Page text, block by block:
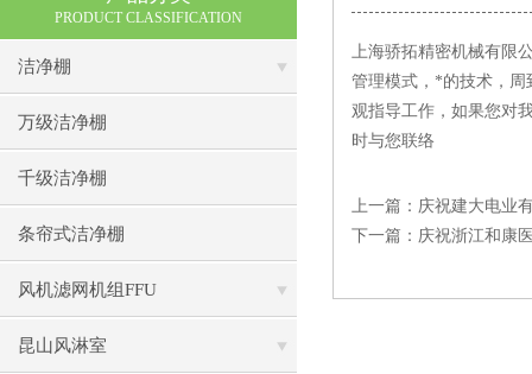
PRODUCT CLASSIFICATION
洁净棚
万级洁净棚
千级洁净棚
条帘式洁净棚
风机滤网机组FFU
昆山风淋室
上海骄拓精密机械有限
管理模式，*的技术，周
观指导工作，如果您对
时与您联络
上一篇： 庆祝建大电业
下一篇： 庆祝浙江和康